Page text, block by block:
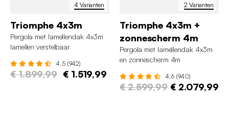
4 Varianten
Triomphe 4x3m
Pergola met lamellendak 4x3m
lamellen verstelbaar
4.5 (942)
€ 1.899,99 € 1.519,99
2 Varianten
Triomphe 4x3m +
zonnescherm 4m
Pergola met lamellendak 4x3m
en zonnescherm 4m
4.6 (940)
€ 2.599,99 € 2.079,99